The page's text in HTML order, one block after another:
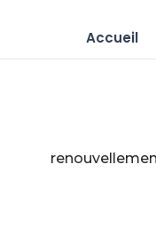
Accueil